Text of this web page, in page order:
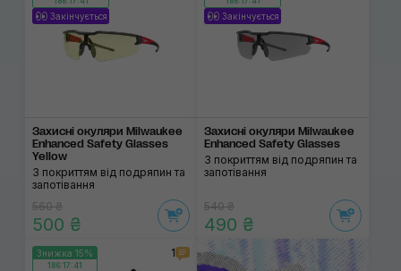
Закінчується
Захисні окуляри Milwaukee
Enhanced Safety Glasses
Yellow
З покриттям від подряпин та
запотівання
560 ₴
500 ₴
Закінчується
Захисні окуляри Milwaukee
Enhanced Safety Glasses
З покриттям від подряпин та
запотівання
540 ₴
490 ₴
Знижка 15%
186:17:41
1